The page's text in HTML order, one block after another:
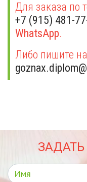
Для заказа по
+7 (915) 481-
WhatsApp.
Либо пишите